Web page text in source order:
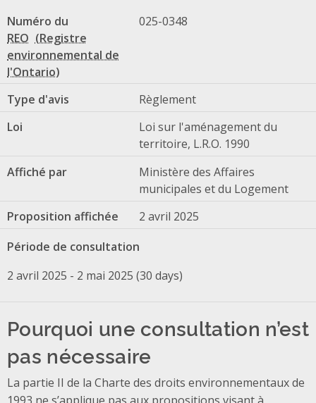
Numéro du
REO
025-0348
Type d'avis
Règlement
Loi
Loi sur l'aménagement du
territoire, L.R.O. 1990
Affiché par
Ministère des Affaires
municipales et du Logement
Proposition affichée
2 avril 2025
Période de consultation
2 avril 2025 - 2 mai 2025 (30 days)
Pourquoi une consultation n’est
pas nécessaire
La partie II de la Charte des droits environnementaux de